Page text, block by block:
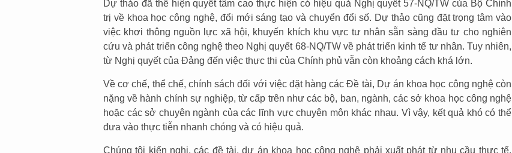
Dự thảo đã thể hiện quyết tâm cao thực hiện có hiệu quả Nghị quyết 57-NQ/TW của Bộ Chính
trị về khoa học công nghệ, đổi mới sáng tạo và chuyển đổi số. Dự thảo cũng đặt trọng tâm vào
việc khơi thông nguồn lực xã hội, khuyến khích khu vực tư nhân sẵn sàng đầu tư cho nghiên
cứu và phát triển công nghệ theo Nghị quyết 68-NQ/TW về phát triển kinh tế tư nhân. Tuy nhiên,
từ Nghị quyết của Đảng đến việc thực thi của Chính phủ vẫn còn khoảng cách khá lớn.
Về cơ chế, thể chế, chính sách đối với việc đặt hàng các Đề tài, Dự án khoa học công nghệ còn
nặng về hành chính sự nghiệp, từ cấp trên như các bộ, ban, ngành, các sở khoa học công nghệ
hoặc các sở chuyên ngành của các lĩnh vực chuyên môn khác nhau. Vì vậy, kết quả khó có thể
đưa vào thực tiễn nhanh chóng và có hiệu quả.
Chúng tôi kiến nghị, các đề tài, dự án khoa học công nghệ phải xuất phát từ nhu cầu thực tế,